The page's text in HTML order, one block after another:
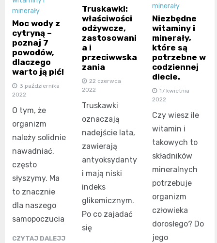
minerały
Moc wody z
cytryną –
poznaj 7
powodów,
dlaczego
warto ją pić!
3 października
2022
O tym, że
organizm
należy solidnie
nawadniać,
często
słyszymy. Ma
to znacznie
dla naszego
samopoczucia
CZYTAJ DALEJJ
Truskawki:
właściwości
odżywcze,
zastosowani
a i
przeciwwska
zania
22 czerwca
2022
Truskawki
oznaczają
nadejście lata,
zawierają
antyoksydanty
i mają niski
indeks
glikemicznym.
Po co zajadać
się
minerały
Niezbędne
witaminy i
minerały,
które są
potrzebne w
codziennej
diecie.
17 kwietnia
2022
Czy wiesz ile
witamin i
takowych to
składników
mineralnych
potrzebuje
organizm
człowieka
dorosłego? Do
jego